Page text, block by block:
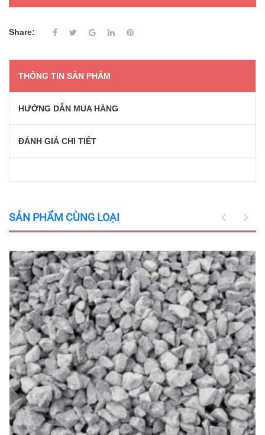
Share:
THÔNG TIN SẢN PHẨM
HƯỚNG DẪN MUA HÀNG
ĐÁNH GIÁ CHI TIẾT
SẢN PHẨM CÙNG LOẠI